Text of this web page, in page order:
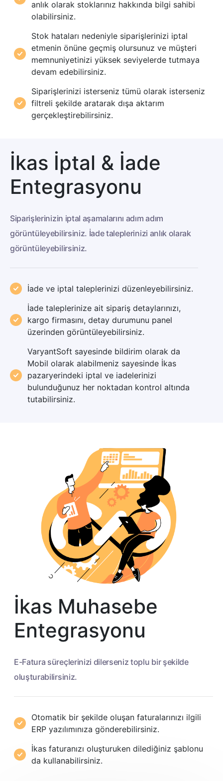
anlık olarak stoklarınız hakkında bilgi sahibi
olabilirsiniz.
Stok hataları nedeniyle siparişlerinizi iptal
etmenin önüne geçmiş olursunuz ve müşteri
memnuniyetinizi yüksek seviyelerde tutmaya
devam edebilirsiniz.
Siparişlerinizi isterseniz tümü olarak isterseniz
filtreli şekilde aratarak dışa aktarım
gerçekleştirebilirsiniz.
İkas İptal & İade
Entegrasyonu
Siparişlerinizin iptal aşamalarını adım adım
görüntüleyebilirsiniz. İade taleplerinizi anlık olarak
görüntüleyebilirsiniz.
İade ve iptal taleplerinizi düzenleyebilirsiniz.
İade taleplerinize ait sipariş detaylarınızı,
kargo firmasını, detay durumunu panel
üzerinden görüntüleyebilirsiniz.
VaryantSoft sayesinde bildirim olarak da
Mobil olarak alabilmeniz sayesinde İkas
pazaryerindeki iptal ve iadelerinizi
bulunduğunuz her noktadan kontrol altında
tutabilirsiniz.
İkas Muhasebe
Entegrasyonu
E-Fatura süreçlerinizi dilerseniz toplu bir şekilde
oluşturabilirsiniz.
Otomatik bir şekilde oluşan faturalarınızı ilgili
ERP yazılımınıza gönderebilirsiniz.
İkas faturanızı oluşturuken dilediğiniz şablonu
da kullanabilirsiniz.